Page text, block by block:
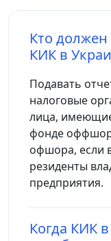
Кто
КИК в
Подавать
налоговые
лица,
фонде
офшора, если
резиденты
предприятия.
Когда КИК